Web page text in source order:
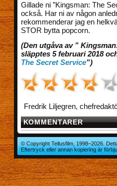
Gillade ni ”Kingsman: The
också. Har ni av någon
rekommenderar jag en
STOR bytta popcorn.
(Den utgåva av ”
släpptes 5 februari 2018
The Secret Service”)
Fredrik Liljegren,
KOMMENTARER
© Copyright Tellusfilm, 1998–2026.
Eftertryck eller annan kopiering är